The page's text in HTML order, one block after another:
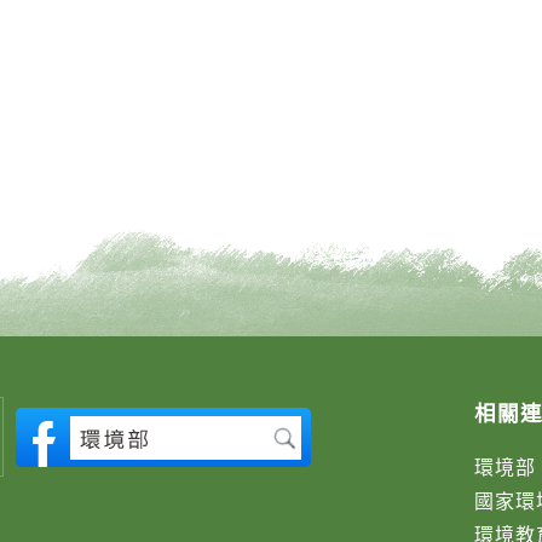
相關
環境部
國家
環境教